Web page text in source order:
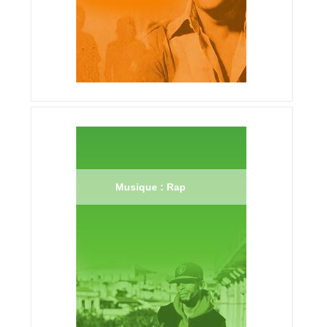
Musique : Rap